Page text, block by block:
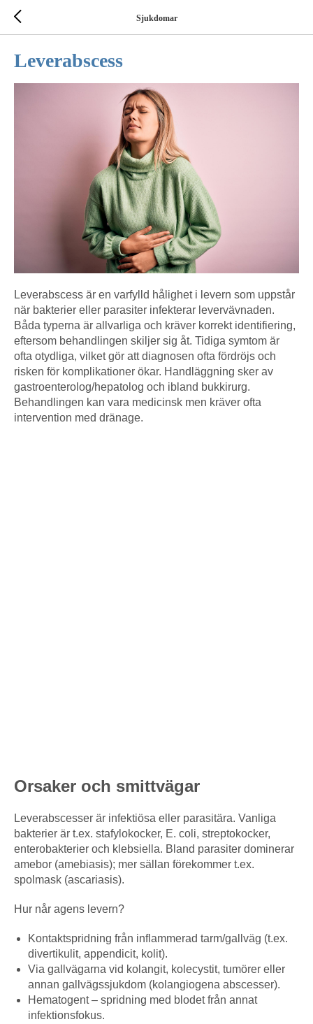
Sjukdomar
Leverabscess
Leverabscess är en varfylld hålighet i levern som uppstår
när bakterier eller parasiter infekterar levervävnaden.
Båda typerna är allvarliga och kräver korrekt identifiering,
eftersom behandlingen skiljer sig åt. Tidiga symtom är
ofta otydliga, vilket gör att diagnosen ofta fördröjs och
risken för komplikationer ökar. Handläggning sker av
gastroenterolog/hepatolog och ibland bukkirurg.
Behandlingen kan vara medicinsk men kräver ofta
intervention med dränage.
Orsaker och smittvägar
Leverabscesser är infektiösa eller parasitära. Vanliga
bakterier är t.ex. stafylokocker, E. coli, streptokocker,
enterobakterier och klebsiella. Bland parasiter dominerar
amebor (amebiasis); mer sällan förekommer t.ex.
spolmask (ascariasis).
Hur når agens levern?
Kontaktspridning från inflammerad tarm/gallväg (t.ex.
divertikulit, appendicit, kolit).
Via gallvägarna vid kolangit, kolecystit, tumörer eller
annan gallvägssjukdom (kolangiogena abscesser).
Hematogent – spridning med blodet från annat
infektionsfokus.